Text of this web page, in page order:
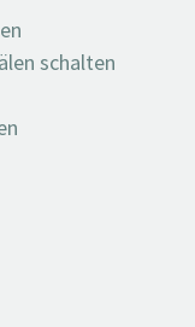
schalten